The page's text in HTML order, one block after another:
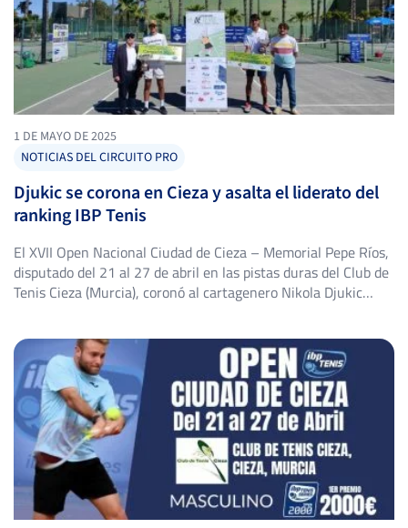
1 DE MAYO DE 2025
NOTICIAS DEL CIRCUITO PRO
Djukic se corona en Cieza y asalta el liderato del
ranking IBP Tenis
El XVII Open Nacional Ciudad de Cieza – Memorial Pepe Ríos,
disputado del 21 al 27 de abril en las pistas duras del Club de
Tenis Cieza (Murcia), coronó al cartagenero Nikola Djukic
de […]